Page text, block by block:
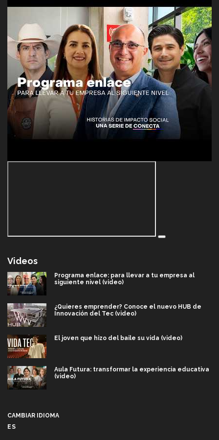
Videos
Programa enlace: para llevar a tu empresa al
siguiente nivel (video)
¿Quieres emprender? Conoce el nuevo HUB de
Innovación del Tec (video)
El joven que hizo del baile su vida (video)
Aula Futura: transformar la experiencia educativa
(video)
CAMBIAR IDIOMA
ES